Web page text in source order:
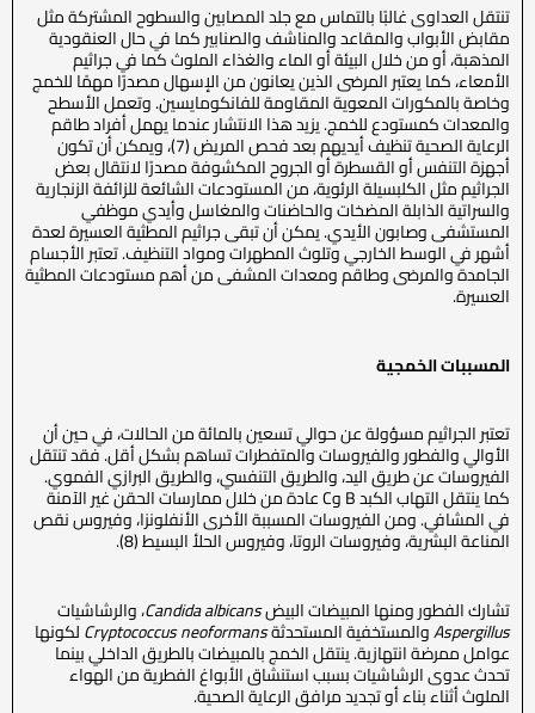
تنتقل العداوى غالبًا بالتماس مع جلد المصابين والسطوح المشتركة مثل
مقابض الأبواب والمقاعد والمناشف والصنابير كما في حال العنقودية
المذهبة، أو من خلال البيئة أو الماء والغذاء الملوث كما في جراثيم
الأمعاء، كما يعتبر المرضى الذين يعانون من الإسهال مصدرًا مهمًا للخمج
وخاصة بالمكورات المعوية المقاومة للفانكومايسين. وتعمل الأسطح
والمعدات كمستودع للخمج. يزيد هذا الانتشار عندما يهمل أفراد طاقم
الرعاية الصحية تنظيف أيديهم بعد فحص المريض (7)، ويمكن أن تكون
أجهزة التنفس أو القسطرة أو الجروح المكشوفة مصدرًا لانتقال بعض
الجراثيم مثل الكلبسيلة الرئوية، من المستودعات الشائعة للزائفة الزنجارية
والسراتية الذابلة المضخات والحاضنات والمغاسل وأيدي موظفي
المستشفى وصابون الأيدي. يمكن أن تبقى جراثيم المطثية العسيرة لعدة
أشهر في الوسط الخارجي وتلوث المطهرات ومواد التنظيف. تعتبر الأجسام
الجامدة والمرضى وطاقم ومعدات المشفى من أهم مستودعات المطثية
العسيرة.
المسببات الخمجية
تعتبر الجراثيم مسؤولة عن حوالي تسعين بالمائة من الحالات، في حين أن
الأوالي والفطور والفيروسات والمتفطرات تساهم بشكل أقل. فقد تنتقل
الفيروسات عن طريق اليد، والطريق التنفسي، والطريق البرازي الفموي.
كما ينتقل التهاب الكبد B وC عادة من خلال ممارسات الحقن غير الآمنة
في المشافي. ومن الفيروسات المسببة الأخرى الأنفلونزا، وفيروس نقص
المناعة البشرية، وفيروسات الروتا، وفيروس الحلأ البسيط (8).
تشارك الفطور ومنها المبيضات البيضCandida albicans، والرشاشيات
Aspergillusوالمستخفية المستحدثةCryptococcus neoformansلكونها
عوامل ممرضة انتهازية. ينتقل الخمج بالمبيضات بالطريق الداخلي بينما
تحدث عدوى الرشاشيات بسبب استنشاق الأبواغ الفطرية من الهواء
الملوث أثناء بناء أو تجديد مرافق الرعاية الصحية.